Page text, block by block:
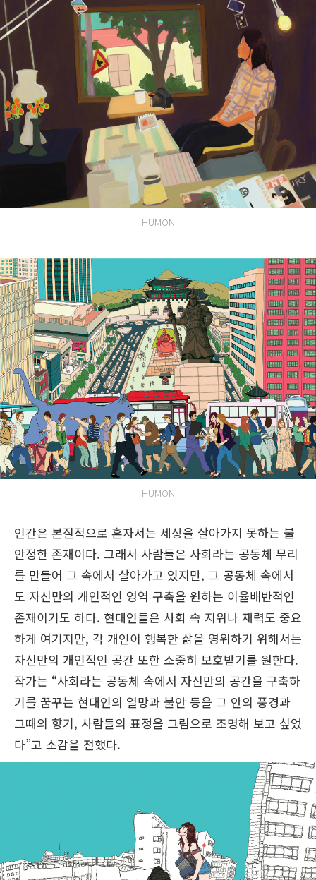
HUMON
HUMON
인간은 본질적으로 혼자서는 세상을 살아가지 못하는 불
안정한 존재이다. 그래서 사람들은 사회라는 공동체 무리
를 만들어 그 속에서 살아가고 있지만, 그 공동체 속에서
도 자신만의 개인적인 영역 구축을 원하는 이율배반적인
존재이기도 하다. 현대인들은 사회 속 지위나 재력도 중요
하게 여기지만, 각 개인이 행복한 삶을 영위하기 위해서는
자신만의 개인적인 공간 또한 소중히 보호받기를 원한다.
작가는 “사회라는 공동체 속에서 자신만의 공간을 구축하
기를 꿈꾸는 현대인의 열망과 불안 등을 그 안의 풍경과
그때의 향기, 사람들의 표정을 그림으로 조명해 보고 싶었
다”고 소감을 전했다.